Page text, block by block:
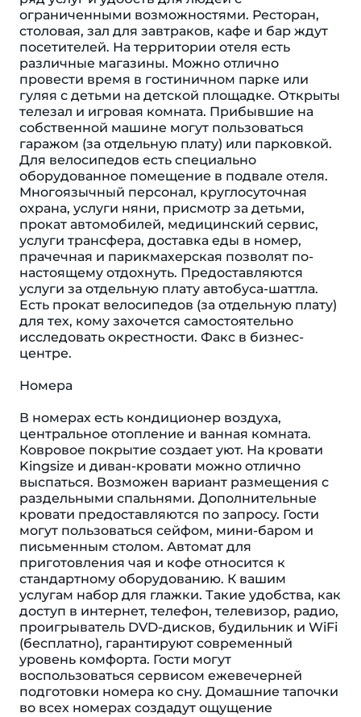
ограниченными возможностями. Ресторан,
столовая, зал для завтраков, кафе и бар ждут
посетителей. На территории отеля есть
различные магазины. Можно отлично
провести время в гостиничном парке или
гуляя с детьми на детской площадке. Открыты
телезал и игровая комната. Прибывшие на
собственной машине могут пользоваться
гаражом (за отдельную плату) или парковкой.
Для велосипедов есть специально
оборудованное помещение в подвале отеля.
Многоязычный персонал, круглосуточная
охрана, услуги няни, присмотр за детьми,
прокат автомобилей, медицинский сервис,
услуги трансфера, доставка еды в номер,
прачечная и парикмахерская позволят по-
настоящему отдохнуть. Предоставляются
услуги за отдельную плату автобуса-шаттла.
Есть прокат велосипедов (за отдельную плату)
для тех, кому захочется самостоятельно
исследовать окрестности. Факс в бизнес-
центре.
Номера
В номерах есть кондиционер воздуха,
центральное отопление и ванная комната.
Ковровое покрытие создает уют. На кровати
Kingsize и диван-кровати можно отлично
выспаться. Возможен вариант размещения с
раздельными спальнями. Дополнительные
кровати предоставляются по запросу. Гости
могут пользоваться сейфом, мини-баром и
письменным столом. Автомат для
приготовления чая и кофе относится к
стандартному оборудованию. К вашим
услугам набор для глажки. Такие удобства, как
доступ в интернет, телефон, телевизор, радио,
проигрыватель DVD-дисков, будильник и WiFi
(бесплатно), гарантируют современный
уровень комфорта. Гости могут
воспользоваться сервисом ежевечерней
подготовки номера ко сну. Домашние тапочки
во всех номерах создадут ощущение